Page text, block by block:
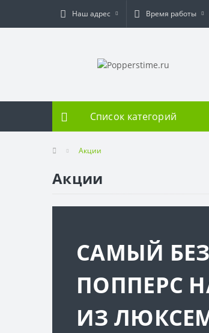
Наш адрес Время работы
Список категорий
Акции
Акции
САМЫЙ
ПОППЕРС
ИЗ